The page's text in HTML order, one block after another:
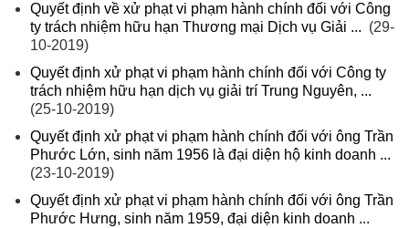
Quyết định về xử phạt vi phạm hành chính đối với Công
ty trách nhiệm hữu hạn Thương mại Dịch vụ Giải ... (29-
10-2019)
Quyết định xử phạt vi phạm hành chính đối với Công ty
trách nhiệm hữu hạn dịch vụ giải trí Trung Nguyên, ...
(25-10-2019)
Quyết định xử phạt vi phạm hành chính đối với ông Trần
Phước Lớn, sinh năm 1956 là đại diện hộ kinh doanh ...
(23-10-2019)
Quyết định xử phạt vi phạm hành chính đối với ông Trần
Phước Hưng, sinh năm 1959, đại diện kinh doanh ...